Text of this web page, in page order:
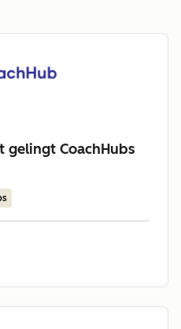
gelingt CoachHubs